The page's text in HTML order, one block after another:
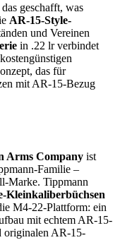
geschafft, was
AR-15-Style-
und Vereinen
in .22 lr verbindet
das für
mit AR-15-Bezug
Arms Company ist
Familie –
Marke. Tippmann
Kleinkaliberbüchsen
M4-22-Plattform: ein
mit echtem AR-15-
originalen AR-15-